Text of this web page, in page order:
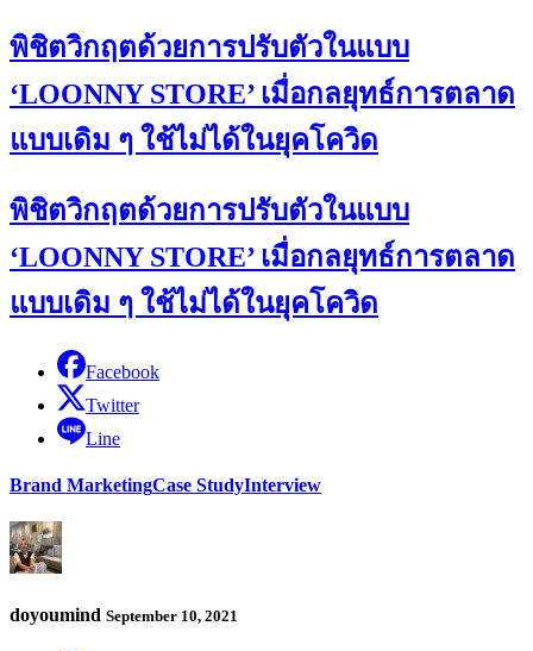
พิชิตวิกฤตด้วยการปรับตัวในแบบ
‘LOONNY STORE’ เมื่อกลยุทธ์การตลาด
แบบเดิม ๆ ใช้ไม่ได้ในยุคโควิด
พิชิตวิกฤตด้วยการปรับตัวในแบบ
‘LOONNY STORE’ เมื่อกลยุทธ์การตลาด
แบบเดิม ๆ ใช้ไม่ได้ในยุคโควิด
Facebook
Twitter
Line
Brand MarketingCase StudyInterview
doyoumind September 10, 2021